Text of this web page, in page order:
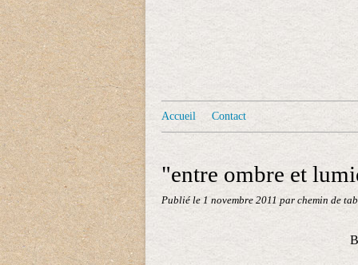
Accueil Contact
"entre ombre et
Publié le 1 novembre 2011 par chemin de